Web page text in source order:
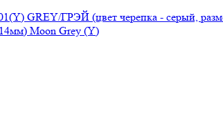
GREY/ГРЭЙ (цвет черепка - серый,
Moon Grey (Y)